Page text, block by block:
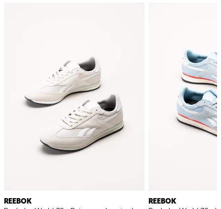
REEBOK REEBOK